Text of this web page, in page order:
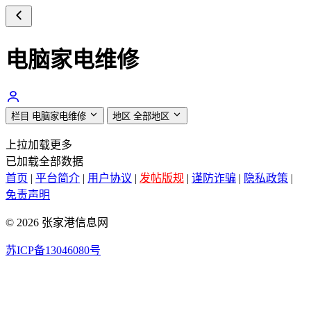
电脑家电维修
栏目 电脑家电维修 地区 全部地区
上拉加载更多
已加载全部数据
首页 | 平台简介 | 用户协议 | 发帖版规 | 谨防诈骗 | 隐私政策 |
免责声明
© 2026 张家港信息网
苏ICP备13046080号